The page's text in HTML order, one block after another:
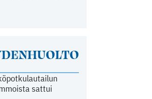
sattui